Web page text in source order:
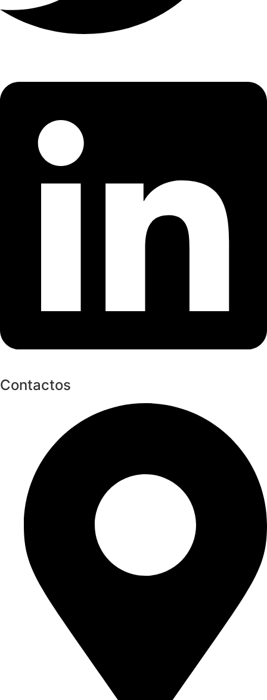
Contactos